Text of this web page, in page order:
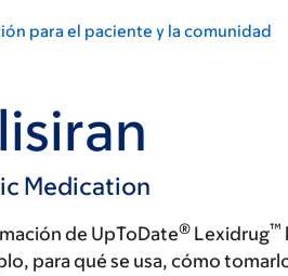
para el paciente y la comunidad
Medication
de UpToDate® Lexidrug™
para qué se usa, cómo